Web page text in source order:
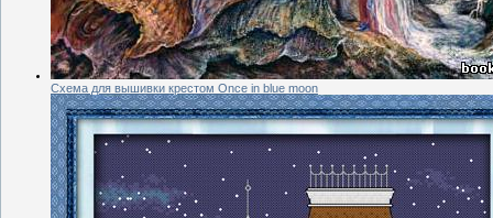
Схема для вышивки крестом Once in blue moon